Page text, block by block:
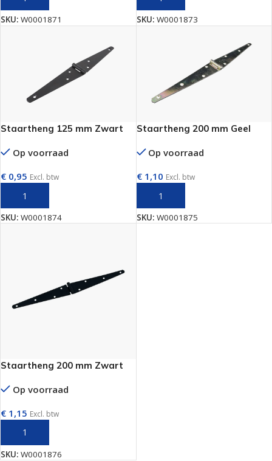
SKU: W0001871 SKU: W0001873
Staartheng 125 mm Zwart
Op voorraad
€ 0,95 Excl. btw
SKU: W0001874
Staartheng 200 mm Geel
Op voorraad
€1,10 Excl. btw
SKU: W0001875
Staartheng 200 mm Zwart
Op voorraad
€ 1,15 Excl. btw
SKU: W0001876